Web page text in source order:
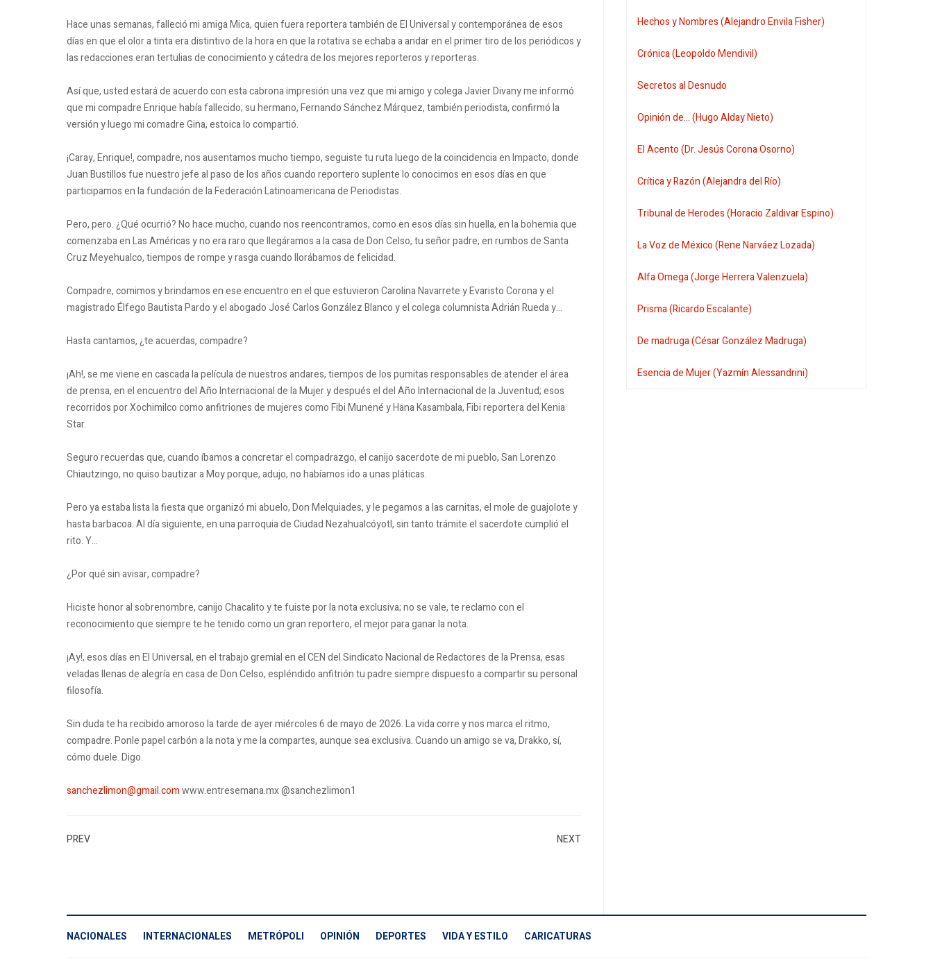
Hace unas semanas, falleció mi amiga Mica, quien fuera reportera también de El Universal y contemporánea de esos
días en que el olor a tinta era distintivo de la hora en que la rotativa se echaba a andar en el primer tiro de los periódicos y
las redacciones eran tertulias de conocimiento y cátedra de los mejores reporteros y reporteras.
Así que, usted estará de acuerdo con esta cabrona impresión una vez que mi amigo y colega Javier Divany me informó
que mi compadre Enrique había fallecido; su hermano, Fernando Sánchez Márquez, también periodista, confirmó la
versión y luego mi comadre Gina, estoica lo compartió.
¡Caray, Enrique!, compadre, nos ausentamos mucho tiempo, seguiste tu ruta luego de la coincidencia en Impacto, donde
Juan Bustillos fue nuestro jefe al paso de los años cuando reportero suplente lo conocimos en esos días en que
participamos en la fundación de la Federación Latinoamericana de Periodistas.
Pero, pero. ¿Qué ocurrió? No hace mucho, cuando nos reencontramos, como en esos días sin huella, en la bohemia que
comenzaba en Las Américas y no era raro que llegáramos a la casa de Don Celso, tu señor padre, en rumbos de Santa
Cruz Meyehualco, tiempos de rompe y rasga cuando llorábamos de felicidad.
Compadre, comimos y brindamos en ese encuentro en el que estuvieron Carolina Navarrete y Evaristo Corona y el
magistrado Élfego Bautista Pardo y el abogado José Carlos González Blanco y el colega columnista Adrián Rueda y…
Hasta cantamos, ¿te acuerdas, compadre?
¡Ah!, se me viene en cascada la película de nuestros andares, tiempos de los pumitas responsables de atender el área
de prensa, en el encuentro del Año Internacional de la Mujer y después el del Año Internacional de la Juventud; esos
recorridos por Xochimilco como anfitriones de mujeres como Fibi Munené y Hana Kasambala, Fibi reportera del Kenia
Star.
Seguro recuerdas que, cuando íbamos a concretar el compadrazgo, el canijo sacerdote de mi pueblo, San Lorenzo
Chiautzingo, no quiso bautizar a Moy porque, adujo, no habíamos ido a unas pláticas.
Pero ya estaba lista la fiesta que organizó mi abuelo, Don Melquiades, y le pegamos a las carnitas, el mole de guajolote y
hasta barbacoa. Al día siguiente, en una parroquia de Ciudad Nezahualcóyotl, sin tanto trámite el sacerdote cumplió el
rito. Y…
¿Por qué sin avisar, compadre?
Hiciste honor al sobrenombre, canijo Chacalito y te fuiste por la nota exclusiva; no se vale, te reclamo con el
reconocimiento que siempre te he tenido como un gran reportero, el mejor para ganar la nota.
¡Ay!, esos días en El Universal, en el trabajo gremial en el CEN del Sindicato Nacional de Redactores de la Prensa, esas
veladas llenas de alegría en casa de Don Celso, espléndido anfitrión tu padre siempre dispuesto a compartir su personal
filosofía.
Sin duda te ha recibido amoroso la tarde de ayer miércoles 6 de mayo de 2026. La vida corre y nos marca el ritmo,
compadre. Ponle papel carbón a la nota y me la compartes, aunque sea exclusiva. Cuando un amigo se va, Drakko, sí,
cómo duele. Digo.
sanchezlimon@gmail.comwww.entresemana.mx @sanchezlimon1
PREV NEXT
Hechos y Nombres (Alejandro Envila Fisher)
Crónica (Leopoldo Mendivil)
Secretos al Desnudo
Opinión de... (Hugo Alday Nieto)
El Acento (Dr. Jesús Corona Osorno)
Crítica y Razón (Alejandra del Río)
Tribunal de Herodes (Horacio Zaldivar Espino)
La Voz de México (Rene Narváez Lozada)
Alfa Omega (Jorge Herrera Valenzuela)
Prisma (Ricardo Escalante)
De madruga (César González Madruga)
Esencia de Mujer (Yazmín Alessandrini)
NACIONALES INTERNACIONALES METRÓPOLI OPINIÓN DEPORTES VIDA Y ESTILO CARICATURAS